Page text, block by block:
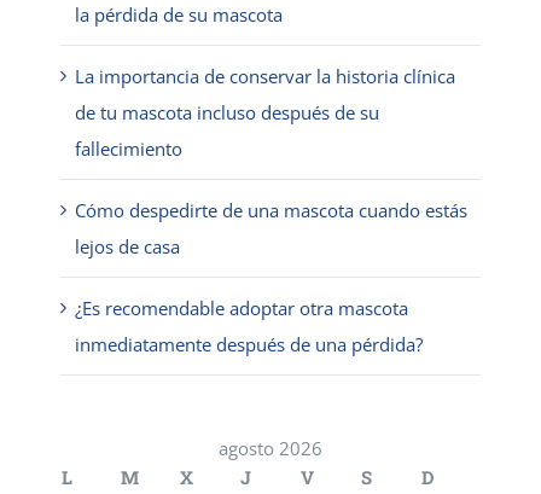
la pérdida de su mascota
La importancia de conservar la historia clínica
de tu mascota incluso después de su
fallecimiento
Cómo despedirte de una mascota cuando estás
lejos de casa
¿Es recomendable adoptar otra mascota
inmediatamente después de una pérdida?
agosto 2026
L
M X J V S
D